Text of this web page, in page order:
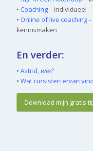
• Coaching– individueel
• Online of live coaching–
kennismaken
En verder:
• Astrid, wie?
• Wat cursisten ervan
Download mijn gratis